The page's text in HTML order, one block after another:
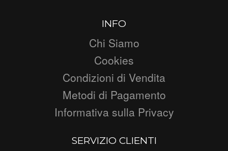
INFO
Chi Siamo
Cookies
Condizioni di Vendita
Metodi di Pagamento
Informativa sulla Privacy
SERVIZIO CLIENTI